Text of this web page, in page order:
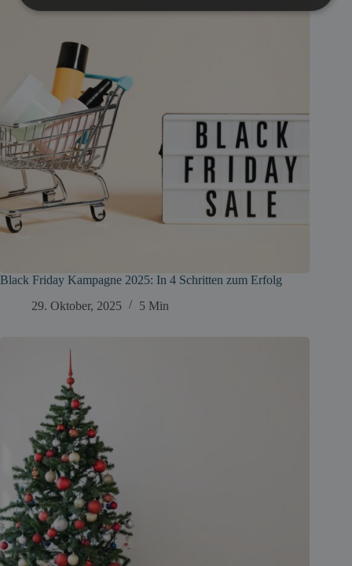
Black Friday Kampagne 2025: In 4 Schritten zum Erfolg
29. Oktober, 2025
5 Min